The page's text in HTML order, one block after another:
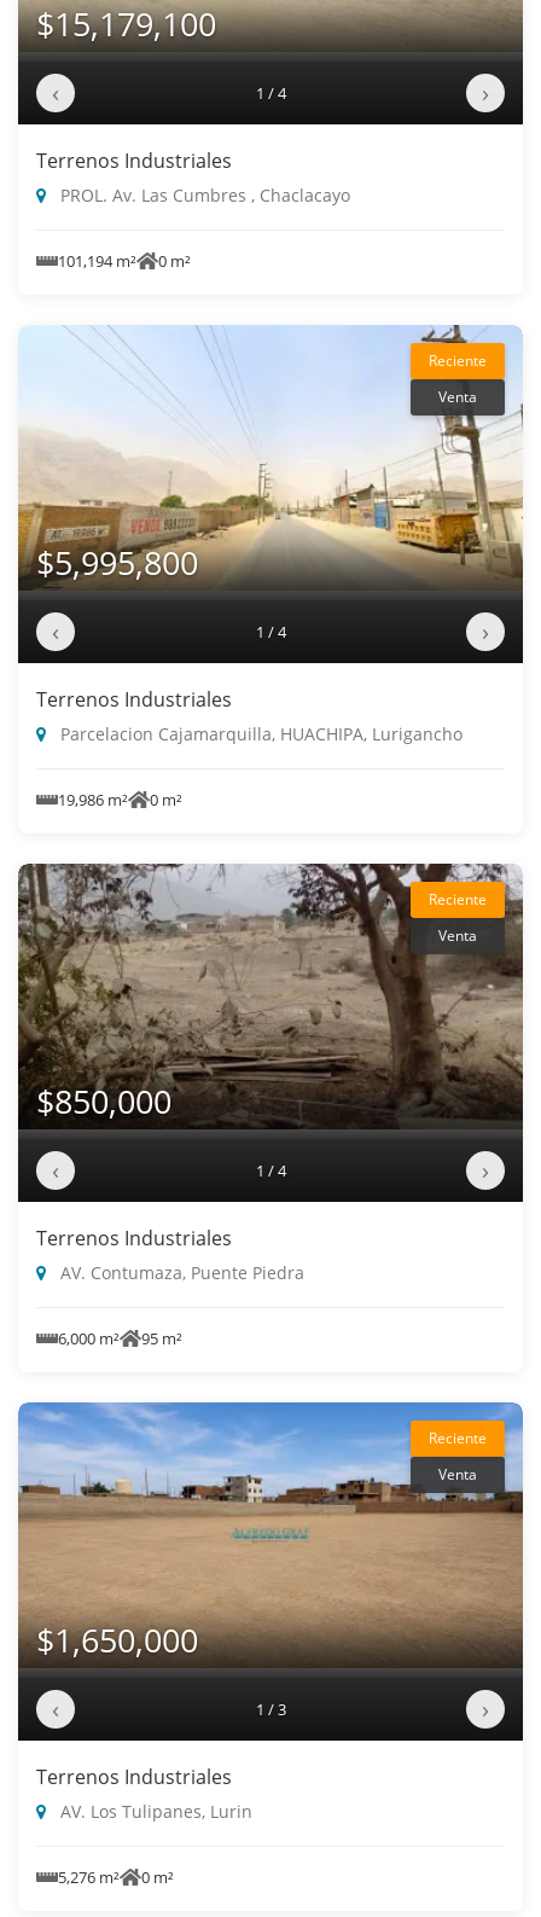
$15,179,100
‹ 1 / 4 ›
Terrenos Industriales
PROL. Av. Las Cumbres , Chaclacayo
101,194 m² 0 m²
Reciente
Venta
$5,995,800
‹ 1 / 4 ›
Terrenos Industriales
Parcelacion Cajamarquilla, HUACHIPA, Lurigancho
19,986 m² 0 m²
Reciente
Venta
$850,000
‹ 1 / 4 ›
Terrenos Industriales
AV. Contumaza, Puente Piedra
6,000 m² 95 m²
Reciente
Venta
$1,650,000
‹ 1 / 3 ›
Terrenos Industriales
AV. Los Tulipanes, Lurin
5,276 m² 0 m²